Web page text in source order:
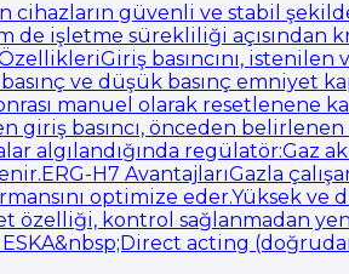
güvenli ve stabil şekilde
de işletme sürekliliği açısından
basıncını, istenilen
basınç ve düşük basınç emniyet
manuel olarak resetlenene
basıncı, önceden belirlenen
algılandığında regülatör:Gaz
H7 AvantajlarıGazla
optimize eder.Yüksek ve
özelliği, kontrol sağlanmadan
acting